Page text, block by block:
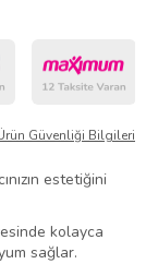
Güvenliği Bilgileri
estetiğini
kolayca
sağlar.